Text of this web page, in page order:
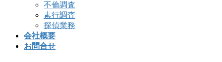
不倫調査
素行調査
探偵業務
会社概要
お問合せ